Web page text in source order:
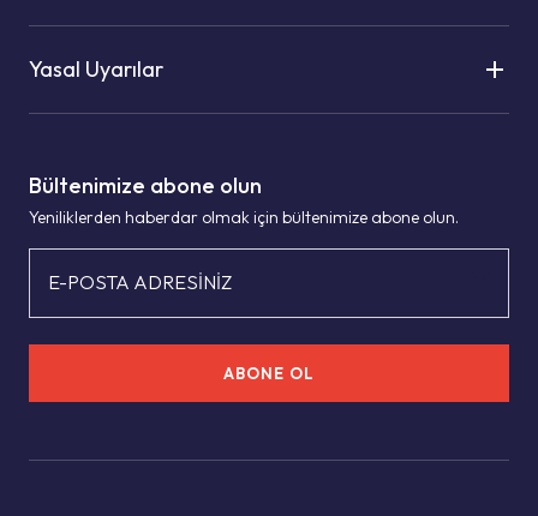
Bültenimize abone olun
Yeniliklerden haberdar olmak için bültenimize abone olun.
E-POSTA ADRESİNİZ
ABONE OL
Yasal Uyarılar